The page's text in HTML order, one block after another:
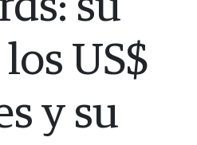
US$
y su